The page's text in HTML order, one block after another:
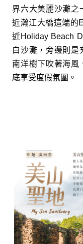
界六大美麗沙灘之
近瀚江大橋這端的
近Holiday Beach
白沙灘，旁邊則是
南洋樹下吹著海風
底享受度假氛圍。